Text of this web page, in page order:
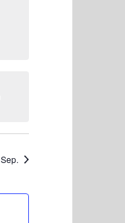
Sep.